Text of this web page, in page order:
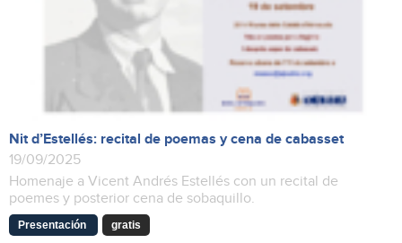
Nit d’Estellés: recital de poemas y cena de cabasset
19/09/2025
Homenaje a Vicent Andrés Estellés con un recital de
poemes y posterior cena de sobaquillo.
Presentación gratis